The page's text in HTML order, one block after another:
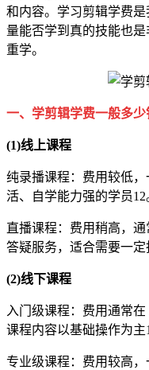
和内容。学习剪辑学费
量能否学到真的技能也是
重学。
一、学剪辑学费一般多
(1)线上课程
纯录播课程：费用较低，
活、自学能力强的学员12
直播课程：费用稍高，通
答疑服务，适合需要一定
(2)线下课程
入门级课程：费用通常在
课程内容以基础操作为主
专业级课程：费用较高，